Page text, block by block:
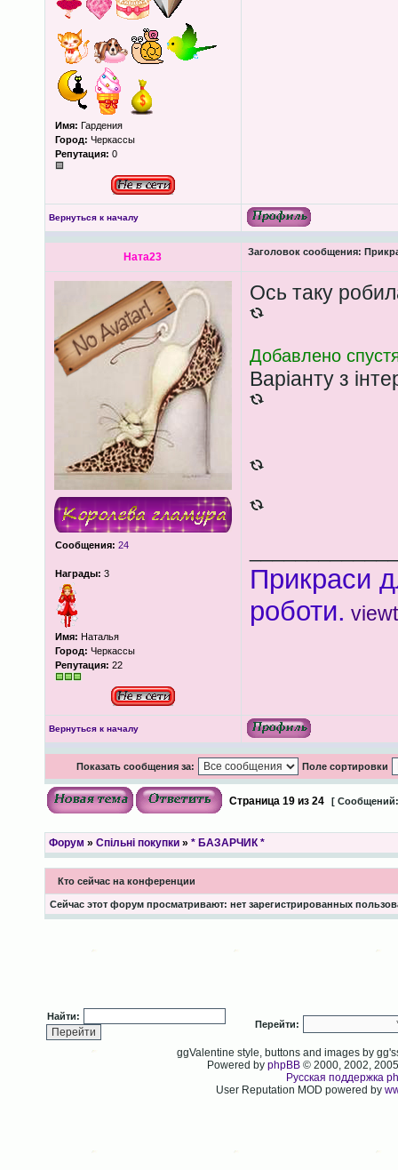
Имя: Гардения
Город: Черкассы
Репутация: 0
Вернуться к началу
Ната23 Заголовок сообщения:
Сообщения: 24
Награды: 3
Имя: Наталья
Город: Черкассы
Репутация: 22
Ось таку
Добавлено
Варіанту з
Прикраси
роботи.
Вернуться к началу
Показать сообщения за: Поле сортировки
Страница 19из 24 [
Форум » Спільні покупки» * БАЗАРЧИК *
Кто сейчас на конференции
Сейчас этот форум просматривают: нет зарегистрированных
Найти:
Перейти:
ggValentine style, buttons and images by
Powered byphpBB © 2000, 2002,
Русская поддержка
User Reputation MOD powered by